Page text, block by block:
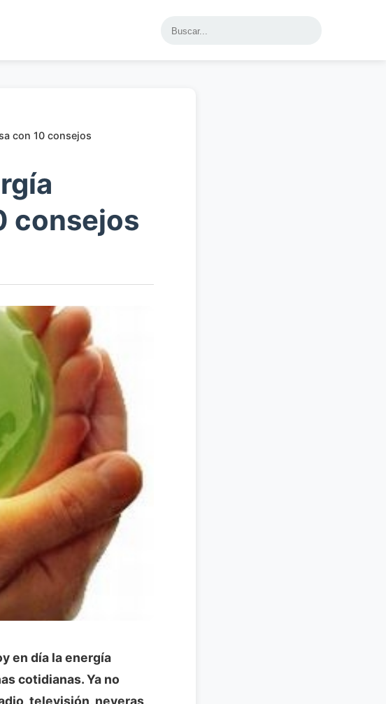
con 10 consejos
consejos
en día la energía
cotidianas. Ya no
televisión, neveras,